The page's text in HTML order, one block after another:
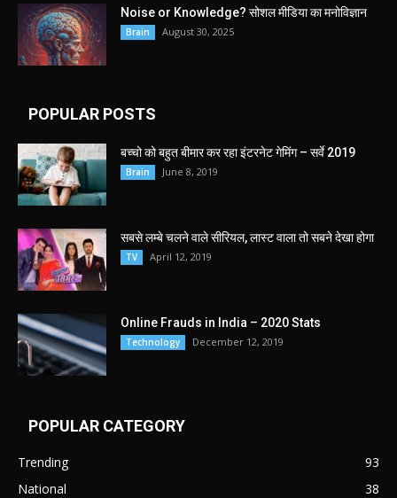
Noise or Knowledge? सोशल मीडिया का मनोविज्ञान
Brain August 30, 2025
POPULAR POSTS
बच्चो को बहुत बीमार कर रहा इंटरनेट गेमिंग – सर्वे 2019
Brain June 8, 2019
सबसे लम्बे चलने वाले सीरियल, लास्ट वाला तो सबने देखा होगा
TV April 12, 2019
Online Frauds in India – 2020 Stats
Technology December 12, 2019
POPULAR CATEGORY
Trending
93
National
38